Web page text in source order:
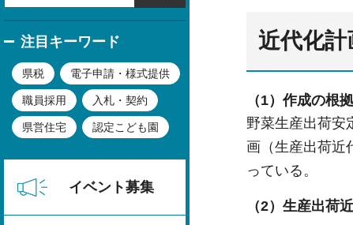
注目キーワード
県税 電子申請・様式提供
職員採用 入札・契約
県営住宅 認定こども園
イベント募集
近代化計
（1）作成の根
野菜生産出荷安
画（生産出荷近
っている。
（2）生産出荷